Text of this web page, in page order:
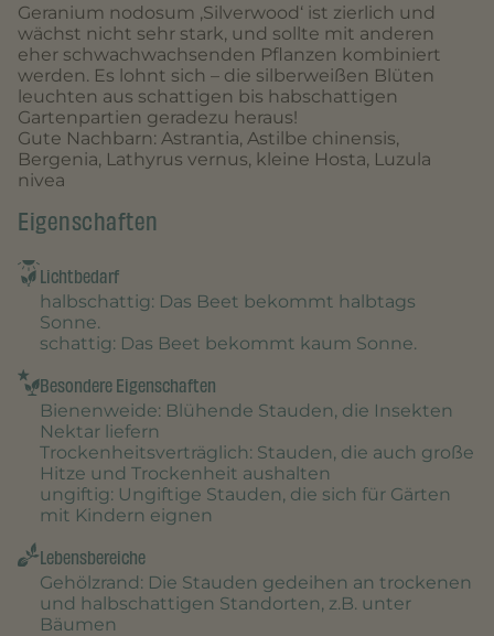
Geranium nodosum ‚Silverwood‘ ist zierlich und
wächst nicht sehr stark, und sollte mit anderen
eher schwachwachsenden Pflanzen kombiniert
werden. Es lohnt sich – die silberweißen Blüten
leuchten aus schattigen bis habschattigen
Gartenpartien geradezu heraus!
Gute Nachbarn: Astrantia, Astilbe chinensis,
Bergenia, Lathyrus vernus, kleine Hosta, Luzula
nivea
Eigenschaften
Lichtbedarf
halbschattig: Das Beet bekommt halbtags
Sonne.
schattig: Das Beet bekommt kaum Sonne.
Besondere Eigenschaften
Bienenweide: Blühende Stauden, die Insekten
Nektar liefern
Trockenheitsverträglich: Stauden, die auch große
Hitze und Trockenheit aushalten
ungiftig: Ungiftige Stauden, die sich für Gärten
mit Kindern eignen
Lebensbereiche
Gehölzrand: Die Stauden gedeihen an trockenen
und halbschattigen Standorten, z.B. unter
Bäumen